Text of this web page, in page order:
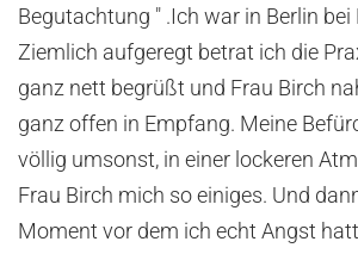
Begutachtung " .Ich war in Berlin bei
Ziemlich aufgeregt betrat ich die
ganz nett begrüßt und Frau Birch
ganz offen in Empfang. Meine
völlig umsonst, in einer lockeren
Frau Birch mich so einiges. Und
Moment vor dem ich echt Angst